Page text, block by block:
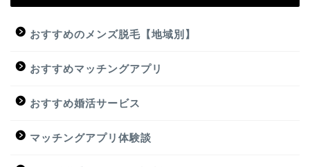
おすすめのメンズ脱毛【地域別】
おすすめマッチングアプリ
おすすめ婚活サービス
マッチングアプリ体験談